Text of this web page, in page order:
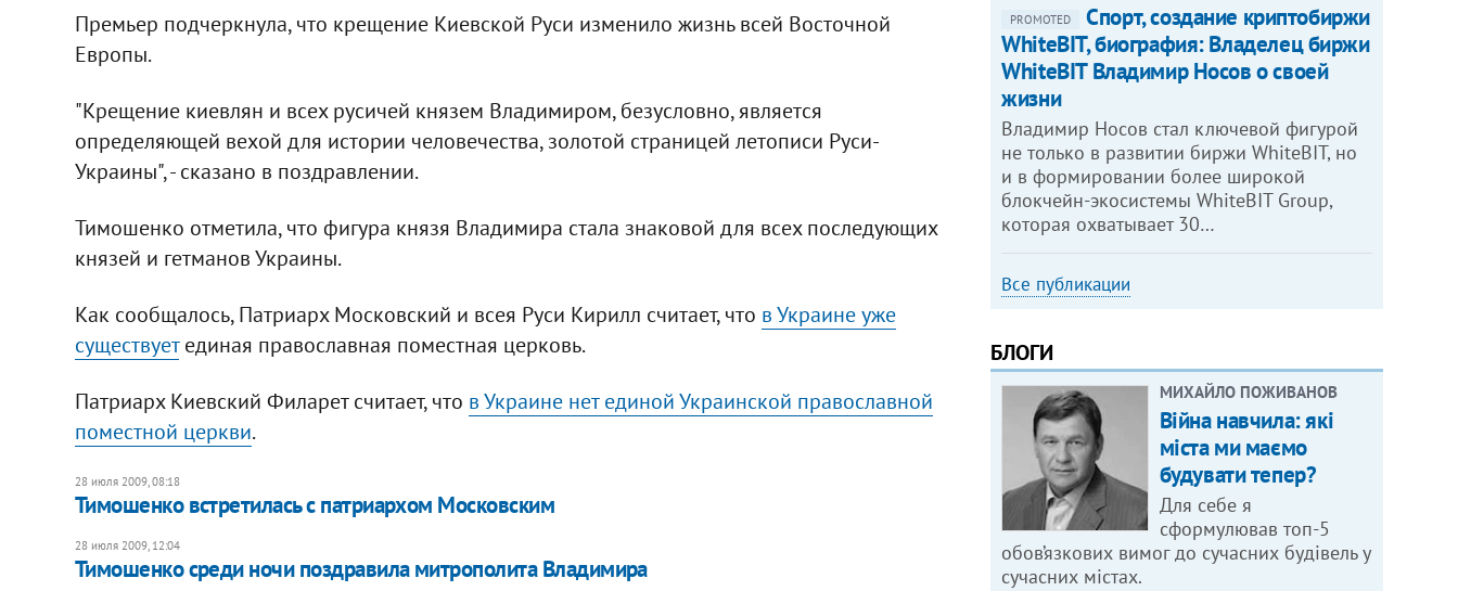
Премьер подчеркнула, что крещение Киевской Руси изменило жизнь всей Восточной
Европы.
"Крещение киевлян и всех русичей князем Владимиром, безусловно, является
определяющей вехой для истории человечества, золотой страницей летописи Руси-
Украины", - сказано в поздравлении.
Тимошенко отметила, что фигура князя Владимира стала знаковой для всех последующих
князей и гетманов Украины.
Как сообщалось, Патриарх Московский и всея Руси Кирилл считает, что в Украине уже
существуетединая православная поместная церковь.
Патриарх Киевский Филарет считает, что в Украине нет единой Украинской православной
поместной церкви.
28 июля 2009, 08:18
Тимошенко встретилась с патриархом Московским
28 июля 2009, 12:04
Тимошенко среди ночи поздравила митрополита Владимира
PROMOTED
Спорт, создание криптобиржи
WhiteBIT, биография: Владелец биржи
WhiteBIT Владимир Носов о своей
жизни
Владимир Носов стал ключевой фигурой
не только в развитии биржи WhiteBIT, но
и в формировании более широкой
блокчейн-экосистемы WhiteBIT Group,
которая охватывает 30…
Все публикации
БЛОГИ
МИХАЙЛО ПОЖИВАНОВ
Війна навчила: які
міста ми маємо
будувати тепер?
Для себе я
сформулював топ-5
обов’язкових вимог до сучасних будівель у
сучасних містах.